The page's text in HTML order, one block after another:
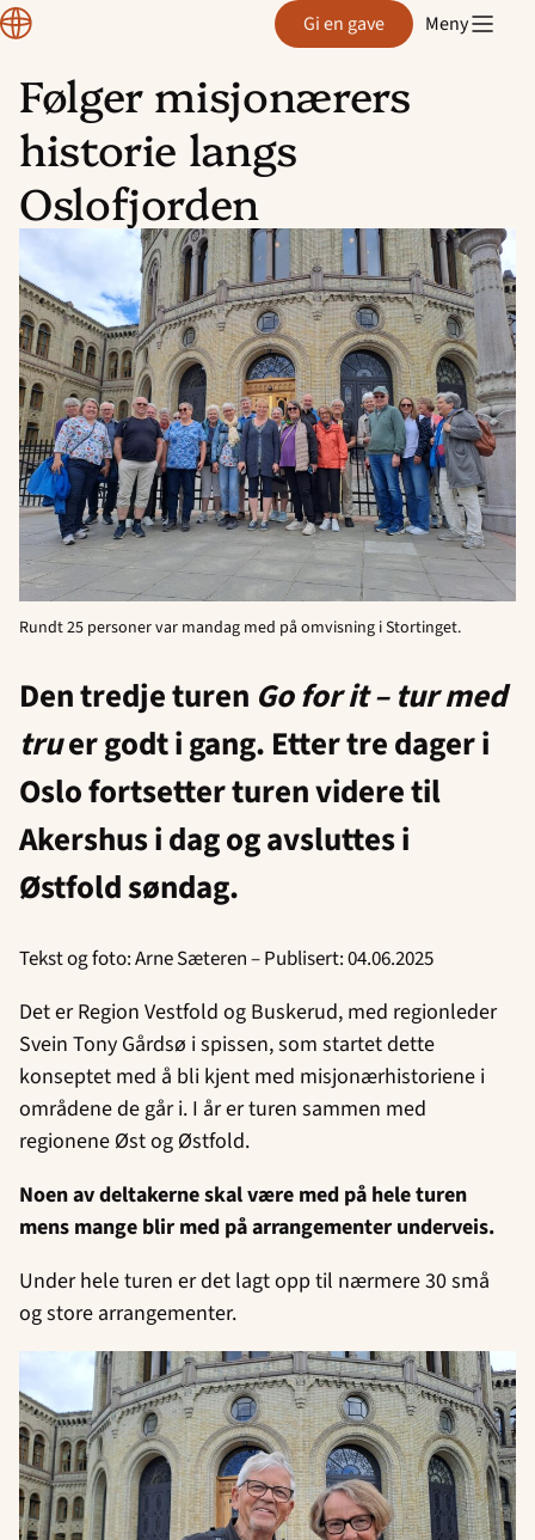
Hopp
til
innhold
Normisjon Gi en gave Meny
Følger misjonærers
historie langs
Oslofjorden
Rundt 25 personer var mandag med på omvisning i Stortinget.
Den tredje turen Go for it – tur med
truer godt i gang. Etter tre dager i
Oslo fortsetter turen videre til
Akershus i dag og avsluttes i
Østfold søndag.
Tekst og foto: Arne Sæteren – Publisert: 04.06.2025
Det er Region Vestfold og Buskerud, med regionleder
Svein Tony Gårdsø i spissen, som startet dette
konseptet med å bli kjent med misjonærhistoriene i
områdene de går i. I år er turen sammen med
regionene Øst og Østfold.
Noen av deltakerne skal være med på hele turen
mens mange blir med på arrangementer underveis.
Under hele turen er det lagt opp til nærmere 30 små
og store arrangementer.